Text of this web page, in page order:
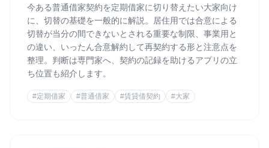
今ある普通借家契約を定期借家に切り替えたい大家向け
に、切替の基礎を一般的に解説。居住用では合意による
切替が当分の間できないとされる重要な制限、事業用と
の違い、いったん合意解約して再契約する形と注意点を
整理。判断は専門家へ、契約の記録を助けるアプリの立
ち位置も紹介します。
#定期借家 #普通借家 #賃貸借契約 #大家